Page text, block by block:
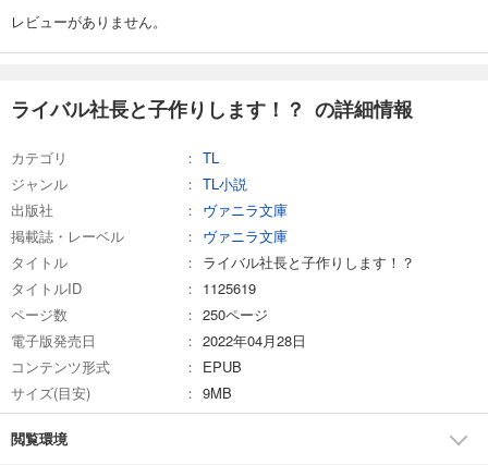
レビューがありません。
ライバル社長と子作りします！？ の詳細情報
カテゴリ
TL
ジャンル
TL小説
出版社
ヴァニラ文庫
掲載誌・レーベル
ヴァニラ文庫
タイトル
ライバル社長と子作りします！？
タイトルID
1125619
ページ数
250ページ
電子版発売日
2022年04月28日
コンテンツ形式
EPUB
サイズ(目安)
9MB
閲覧環境